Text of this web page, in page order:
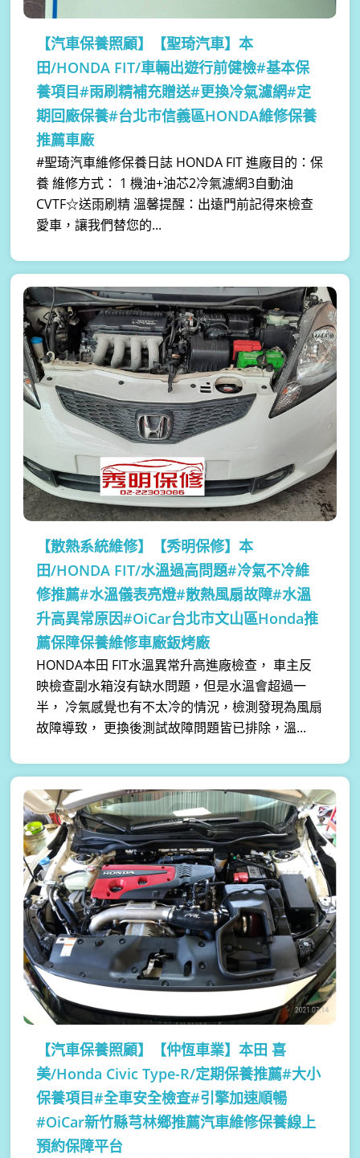
【汽車保養照顧】
【聖琦汽車】本
田/HONDA FIT/車輛出遊行前健檢#基本保
養項目#雨刷精補充贈送#更換冷氣濾網#定
期回廠保養#台北市信義區HONDA維修保養
推薦車廠
#聖琦汽車維修保養日誌 HONDA FIT 進廠目的：保
養 維修方式： 1 機油+油芯2冷氣濾網3自動油
CVTF☆送雨刷精 溫馨提醒：出遠門前記得來檢查
愛車，讓我們替您的...
【散熱系統維修】
【秀明保修】本
田/HONDA FIT/水溫過高問題#冷氣不冷維
修推薦#水溫儀表亮燈#散熱風扇故障#水溫
升高異常原因#OiCar台北市文山區Honda推
薦保障保養維修車廠鈑烤廠
HONDA本田 FIT水溫異常升高進廠檢查， 車主反
映檢查副水箱沒有缺水問題，但是水溫會超過一
半， 冷氣感覺也有不太冷的情況，檢測發現為風扇
故障導致， 更換後測試故障問題皆已排除，溫...
【汽車保養照顧】
【仲恆車業】本田 喜
美/Honda Civic Type-R/定期保養推薦#大小
保養項目#全車安全檢查#引擎加速順暢
#OiCar新竹縣芎林鄉推薦汽車維修保養線上
預約保障平台